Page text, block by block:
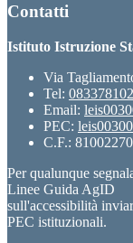
Contatti
Istituto Istruzione
Via
Tel:
Email:
PEC:
C.F.:
Per qualunque
Linee Guida AgID
sull'accessibilità
PEC istituzionali.